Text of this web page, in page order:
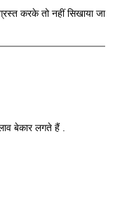
करके तो नहीं सिखाया जा
बेकार लगते हैं .